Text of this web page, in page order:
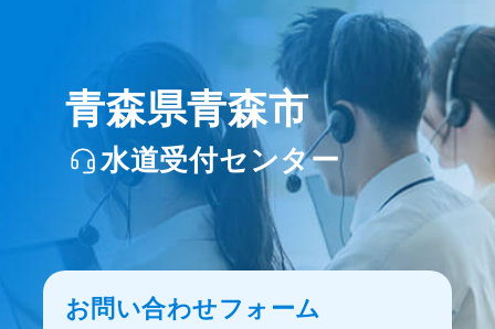
青森県青森市
水道受付センター
お問い合わせフォーム